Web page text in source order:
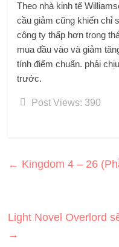
Theo nhà kinh tế
cầu giảm cũng khiến chỉ
công ty thấp hơn trong
mua đầu vào và giảm
tính điểm chuẩn. phải
trước.
Post Views: 390
← Kingdom 4 – 26
Light Novel Overlord
→